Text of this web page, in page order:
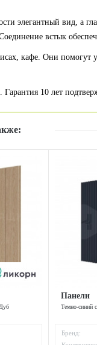
вид, а
встык
кафе. Они помогут
10 лет
Панели
Темно-синий
Бренд: